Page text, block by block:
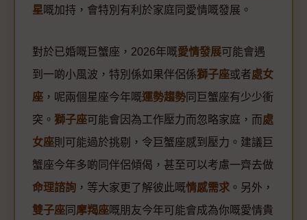
星嘅加持，會特別有利於家庭同愛情嘅發展。
對於已婚嘅巨蟹座，2026年嘅愛情發展可能會遇
到一啲小風波，特別係如果伴侶係獅子座或者處女
座 ，呢兩個星座今年嘅運勢趨勢 同巨蟹座有少少衝
突。 獅子座可能會因為工作壓力而忽略家庭，而處
女座則可能過於挑剔，令巨蟹座感到壓力。建議巨
蟹座今年多啲同伴侶傾偈，甚至可以考慮一齊去做
命理諮詢 ，等大家更了解彼此嘅情感需求 。另外，
雙子座 同 摩羯座嘅朋友今年可能會成為你嘅愛情貴